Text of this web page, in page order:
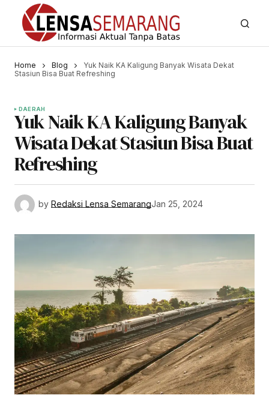
Home Blog
Yuk Naik KA Kaligung Banyak Wisata Dekat
Stasiun Bisa Buat Refreshing
DAERAH
Yuk Naik KA Kaligung Banyak
Wisata Dekat Stasiun Bisa Buat
Refreshing
by Redaksi Lensa SemarangJan 25, 2024